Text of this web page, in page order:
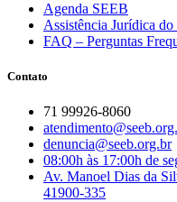
Agenda SEEB
Assistência Jurídica
FAQ – Perguntas
Contato
71 99926-8060
denuncia@seeb.org.br
08:00h às 17:00h de
Av. Manoel Dias da
41900-335